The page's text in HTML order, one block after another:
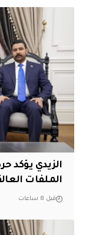
الزيدي يؤكد
الملفات
قبل 8 ساعات